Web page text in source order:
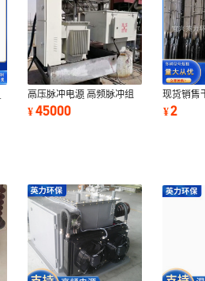
高压脉冲电源 高频脉冲组
合电源 工频脉冲组合电源
高效叠加电源
¥45000
现货销售
电捕焦油
晕线生产
¥2